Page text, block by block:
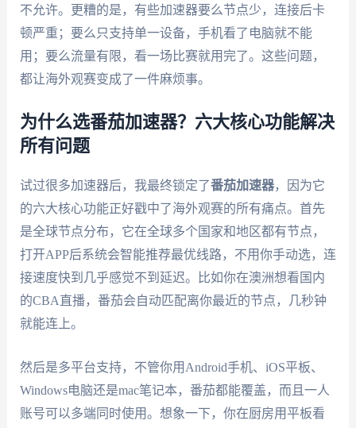
不允许。更糟的是，有些加速器要么节点少，连接后卡
顿严重；要么只支持单一设备，手机看了电脑就不能
用；要么流量有限，看一场比赛就用完了。这些问题，
都让海外观赛变成了一件麻烦事。
为什么选番茄加速器？六大核心功能解决
所有问题
试过很多加速器后，我最终锁定了番茄加速器，因为它
的六大核心功能正好戳中了海外观赛的所有痛点。首先
是全球节点分布，它在全球多个国家和地区都有节点，
打开APP后系统会智能推荐最优线路，不用你手动选，连
接速度快到几乎感觉不到延迟。比如你在澳洲想看国内
的CBA直播，番茄会自动匹配离你最近的节点，几秒钟
就能连上。
然后是多平台支持，不管你用Android手机、iOS平板、
Windows电脑还是mac笔记本，番茄都能覆盖，而且一人
账号可以多端同时使用。想象一下，你在厨房用平板看